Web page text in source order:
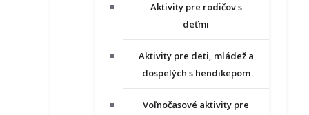
Aktivity pre rodičov s
deťmi
Aktivity pre deti, mládež a
dospelých s hendikepom
Voľnočasové aktivity pre